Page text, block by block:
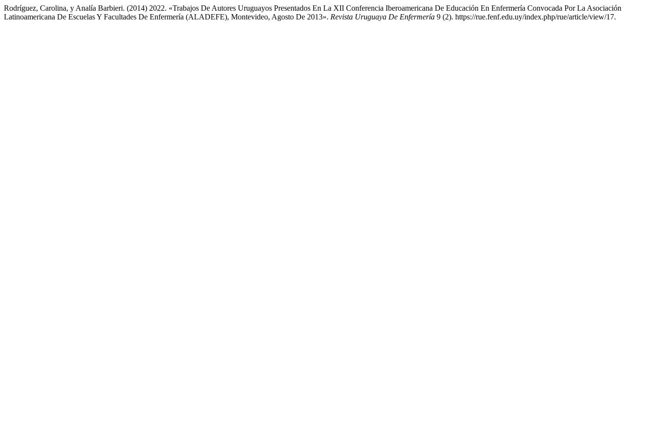
Rodríguez, Carolina, y Analía Barbieri. (2014) 2022. «Trabajos De Autores Uruguayos Presentados En La XII Conferencia Iberoamericana De Educación En Enfermería Convocada Por La Asociación
Latinoamericana De Escuelas Y Facultades De Enfermería (ALADEFE), Montevideo, Agosto De 2013». Revista Uruguaya De Enfermería 9 (2). https://rue.fenf.edu.uy/index.php/rue/article/view/17.